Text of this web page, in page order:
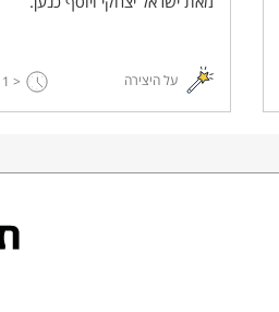
על היצירה < 1